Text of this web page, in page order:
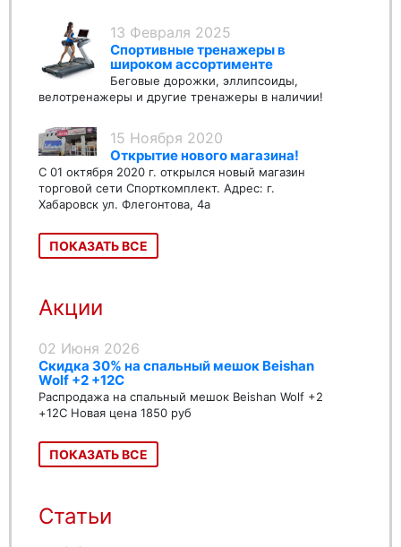
13 Февраля 2025
Спортивные тренажеры в
широком ассортименте
Беговые дорожки, эллипсоиды,
велотренажеры и другие тренажеры в наличии!
15 Ноября 2020
Открытие нового магазина!
С 01 октября 2020 г. открылся новый магазин
торговой сети Спорткомплект. Адрес: г.
Хабаровск ул. Флегонтова, 4а
ПОКАЗАТЬ ВСЕ
Акции
02 Июня 2026
Скидка 30% на спальный мешок Beishan
Wolf +2 +12C
Распродажа на спальный мешок Beishan Wolf +2
+12C Новая цена 1850 руб
ПОКАЗАТЬ ВСЕ
Статьи